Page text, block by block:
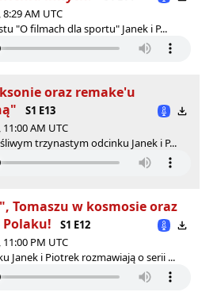
AM UTC
"O filmach dla sportu" Janek i P...
oraz remake'u
S1 E13
AM UTC
trzynastym odcinku Janek i P...
Tomaszu w kosmosie oraz
Polaku!
S1 E12
PM UTC
Janek i Piotrek rozmawiają o serii ...